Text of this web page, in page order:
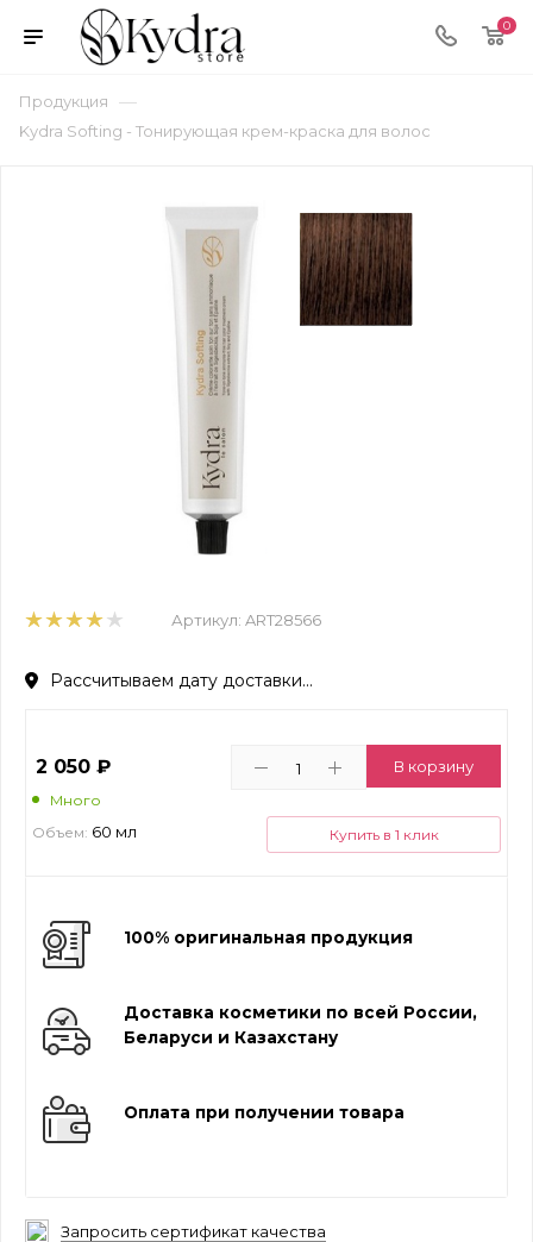
0
Продукция —
Kydra Softing - Тонирующая крем-краска для волос
Артикул: ART28566
Рассчитываем дату доставки...
2 050 ₽
Много
Объем: 60 мл
В корзину
Купить в 1 клик
100% оригинальная продукция
Доставка косметики по всей России,
Беларуси и Казахстану
Оплата при получении товара
Запросить сертификат качества